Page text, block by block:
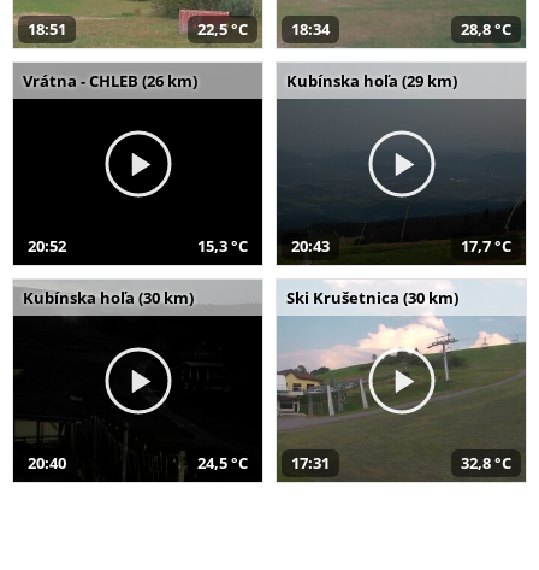
18:51 22,5 °C 18:34 28,8 °C
Vrátna - CHLEB (26 km)
20:52 15,3 °C
Kubínska hoľa (29 km)
20:43 17,7 °C
Kubínska hoľa (30 km)
20:40 24,5 °C
Ski Krušetnica (30 km)
17:31 32,8 °C